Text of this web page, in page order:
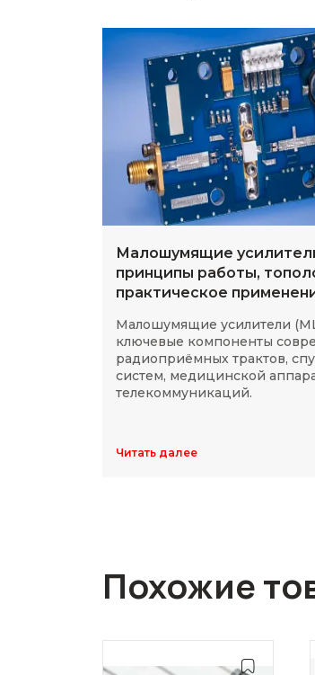
Малошумящие
принципы работы,
практическое
Малошумящие усилители
ключевые компоненты
радиоприёмных трактов,
систем, медицинской
телекоммуникаций.
Читать далее
Похожие